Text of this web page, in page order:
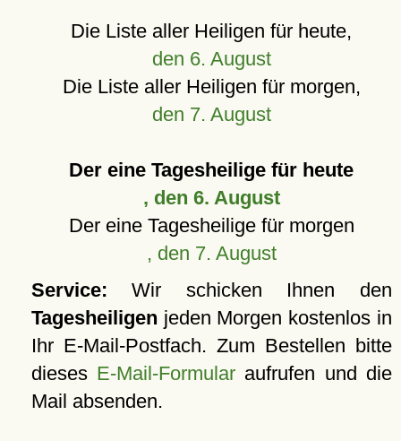
Die Liste aller Heiligen für heute,
den 6. August
Die Liste aller Heiligen für morgen,
den 7. August
Der eine Tagesheilige für heute
, den 6. August
Der eine Tagesheilige für morgen
, den 7. August
Service: Wir schicken Ihnen den
Tagesheiligen jeden Morgen kostenlos in
Ihr E-Mail-Postfach. Zum Bestellen bitte
dieses E-Mail-Formular aufrufen und die
Mail absenden.